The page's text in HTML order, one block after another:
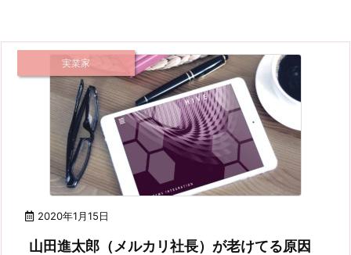
2020年1月15日
実業家
山田進太郎（メルカリ社長）が老けてる原因